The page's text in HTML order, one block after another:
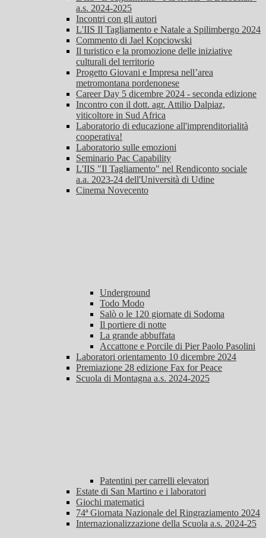
a.s. 2024-2025
Incontri con gli autori
L'IIS Il Tagliamento e Natale a Spilimbergo 2024
Commento di Jael Kopciowski
Il turistico e la promozione delle iniziative
culturali del territorio
Progetto Giovani e Impresa nell’area
metromontana pordenonese
Career Day 5 dicembre 2024 - seconda edizione
Incontro con il dott. agr. Attilio Dalpiaz,
viticoltore in Sud Africa
Laboratorio di educazione all'imprenditorialità
cooperativa!
Laboratorio sulle emozioni
Seminario Pac Capability
L'IIS "Il Tagliamento" nel Rendiconto sociale
a.a. 2023-24 dell'Università di Udine
Cinema Novecento
Underground
Todo Modo
Salò o le 120 giornate di Sodoma
Il portiere di notte
La grande abbuffata
Accattone e Porcile di Pier Paolo Pasolini
Laboratori orientamento 10 dicembre 2024
Premiazione 28 edizione Fax for Peace
Scuola di Montagna a.s. 2024-2025
Patentini per carrelli elevatori
Estate di San Martino e i laboratori
Giochi matematici
74ª Giornata Nazionale del Ringraziamento 2024
Internazionalizzazione della Scuola a.s. 2024-25